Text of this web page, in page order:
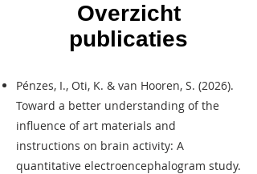
Overzicht
publicaties
Pénzes, I., Oti, K. & van Hooren, S. (2026).
Toward a better understanding of the
influence of art materials and
instructions on brain activity: A
quantitative electroencephalogram study.